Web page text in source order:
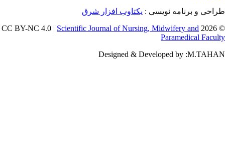
و برنامه نویسی : یکتاوب افزار شرق
©
Scientific Journal of Nursing, Midwifery and
Paramedical
Designed & Developed by